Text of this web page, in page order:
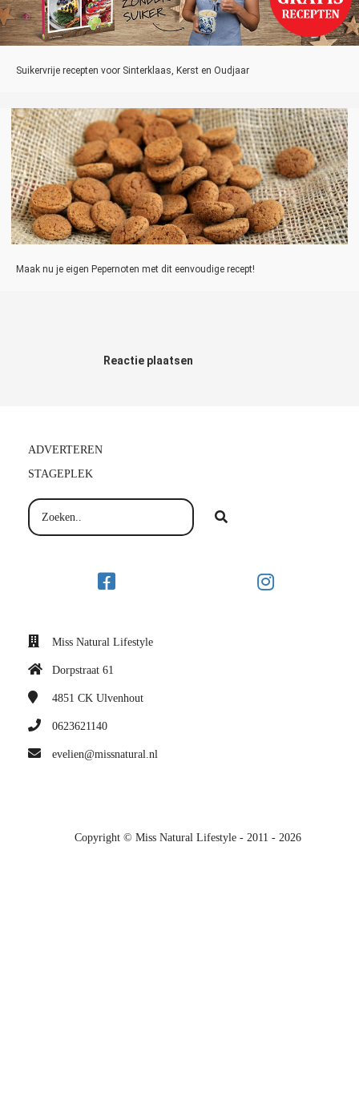
Suikervrije recepten voor Sinterklaas, Kerst en Oudjaar
Maak nu je eigen Pepernoten met dit eenvoudige recept!
Reactie plaatsen
ADVERTEREN
STAGEPLEK
Miss Natural Lifestyle
Dorpstraat 61
4851 CK Ulvenhout
0623621140
evelien@missnatural.nl
Copyright © Miss Natural Lifestyle - 2011 - 2026